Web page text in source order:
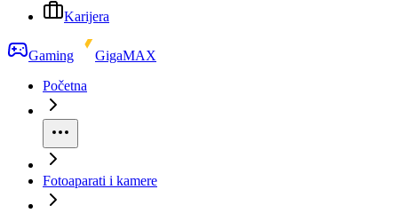
Karijera
Gaming
GigaMAX
Početna
Fotoaparati i kamere